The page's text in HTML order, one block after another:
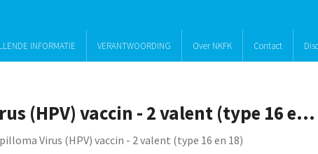
INFORMATIE VERANTWOORDING Over NKFK Contact
Humaan Papilloma Virus (HPV) vaccin - 2 valent (type 16 en 18)
Virus (HPV) vaccin - 2 valent (type 16 en 18)